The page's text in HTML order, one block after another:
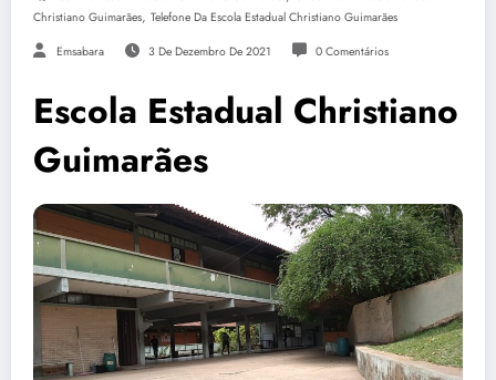
Christiano Guimarães, Telefone Da Escola Estadual Christiano Guimarães
Emsabara 3 De Dezembro De 2021 0 Comentários
Escola Estadual Christiano
Guimarães